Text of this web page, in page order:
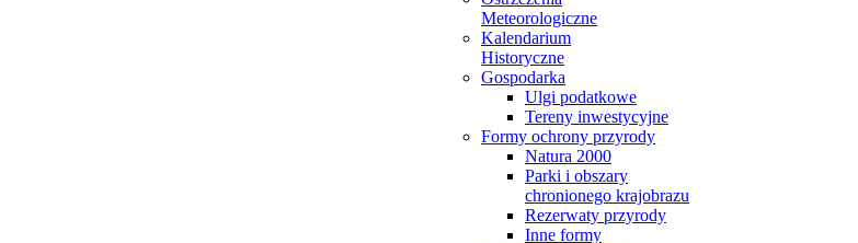
Meteorologiczne
Kalendarium
Historyczne
Gospodarka
Ulgi podatkowe
Tereny inwestycyjne
Formy ochrony przyrody
Natura 2000
Parki i obszary
chronionego krajobrazu
Rezerwaty przyrody
Inne formy